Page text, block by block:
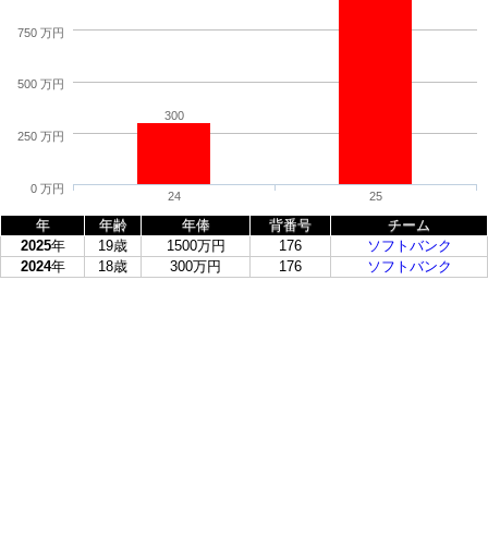
300
24 25
0 万円
250 万円
500 万円
750 万円
年 年齢 年俸 背番号
チーム
2025年 19歳 1500万円 176
ソフトバンク
2024年 18歳 300万円 176 ソフトバンク